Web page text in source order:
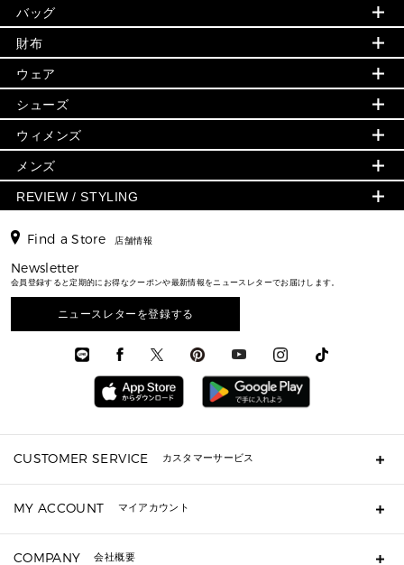
バッグ
財布
小物
シューズ・靴
ウェア
アクセサリー
時計
▶ メンズ
バッグ
ウェア
アクセサリー
再値下げアイテム
追加アイテム
旗艦店からアウトレットに入荷
▶ ウィメンズすべて(ウェア・シューズ除く)
バッグ
財布・小物
ウェア
シューズ
時計・ジュエリー
アクセサリー
メンズ バッグ
メンズ シューズ
メンズ ウェア
メンズ 時計・その他
初夏のスタイル
▶ すべて
▶ ウィメンズすべて
バッグ
財布・小物
アクセサリー
フレグランス
シューズ
▶ メンズすべて
メンズバッグ
メンズ財布・小物
メンズアクセサリー
メンズウェア
バッグ
人気の定番アイテム
日本限定 - バッグ
▶ ウィメンズすべて
ハンドバッグ・サッチェル
トートバッグ
ショルダーバッグ
クロスボディ・斜め掛け
トラベル
通勤・通学アイテム
3 IN 1 / 2 IN 1 バッグ
▶ メンズすべて
財布
日本限定 - 財布・小物
▶ ウィメンズすべて
GREENWICH
ミニ財布・フラグメントケース
折り財布(二つ折り・三つ折り)
長財布
▶ メンズすべて
お財布レビュー ▸
ウェア
▶ ウィメンズすべて
トップス
スカート・パンツ
ワンピース・ドレス
ジャケット・アウター
▶ メンズすべて
シューズ
▶ ウィメンズすべて
サンダル
スニーカー
▶ メンズすべて
シューズレビュー ▸
ウィメンズ
人気の定番アイテム
▶ ウィメンズすべて
新着
日本限定
▶ バッグすべて
通勤・通学アイテム
ミニ財布・フラグメントケース
▶ 小物すべて
定期ケース・カードケース・名刺入れ
メンズ
▶ メンズすべて
財布・小物
時計・ジュエリー
アクセサリー
REVIEW / STYLING
▶ すべて
エディターレビュー
Find a Store 店舗情報
Newsletter
会員登録すると定期的にお得なクーポンや最新情報をニュースレターでお届けします。
ニュースレターを登録する
CUSTOMER SERVICE カスタマーサービス
ギフト用にラッピングができますか？
ショッピングバッグを購入商品分送ってもらえますか？
注文後に完了メールが受信できないのですが？
MY ACCOUNT マイアカウント
COMPANY 会社概要